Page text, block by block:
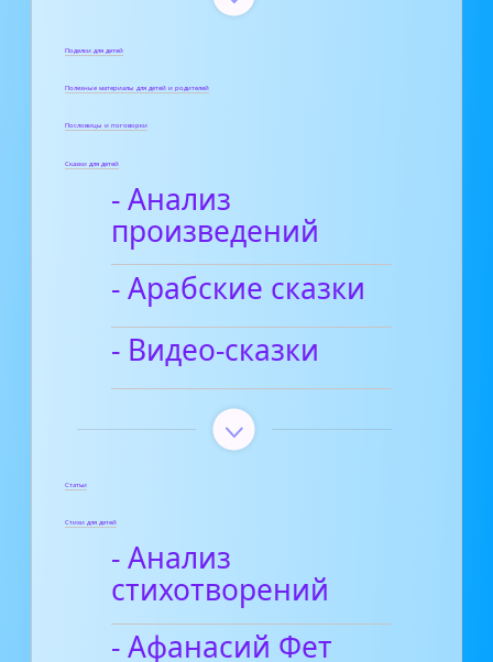
Поделки для детей
Полезные материалы для детей и родителей
Пословицы и поговорки
Сказки для детей
- Анализ
произведений
- Арабские сказки
- Видео-сказки
Статьи
Стихи для детей
- Анализ
стихотворений
- Афанасий Фет